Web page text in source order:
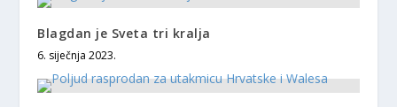
Blagdan je Sveta tri kralja
6. siječnja 2023.